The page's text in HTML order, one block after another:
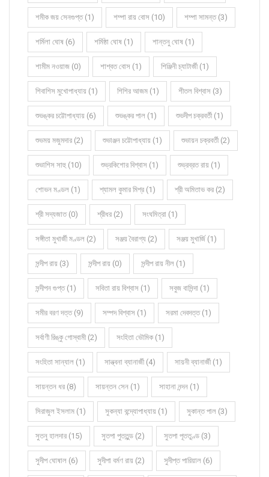
শমীক জয় সেনগুপ্ত (1) শম্পা রায় বোস (10) শম্পা সামন্ত (3)
শর্মিলা ঘোষ (6) শর্মিষ্ঠা ঘোষ (1) শান্তনু ঘোষ (1)
শামীম নওয়াজ (0) শাশ্বত বোস (1) শিঞ্জিনী চ্যাটার্জী (1)
শিবাশিস মুখোপাধ্যায় (1) শিশির আজম (1) শীতল বিশ্বাস (3)
শুভঙ্কর চট্টোপাধ্যায় (6) শুভঙ্কর পাল (1) শুভদীপ চক্রবর্তী (1)
শুভময় মজুমদার (2) শুভাঞ্জন চট্টোপাধ্যায় (1) শুভায়ন চক্রবর্তী (2)
শুভাশিস সাহু (10) শুভ্রকিশোর বিশ্বাস (1) শুভ্রব্রত রায় (1)
শোভন মণ্ডল (1) শ্যামল কুমার মিশ্র (1) শ্রী অমিতাভ কর (2)
শ্রী সদ্যজাত (0) শ্রীধর (2) সংঘমিত্রা (1)
সঙ্গীতা মুখার্জী মণ্ডল (2) সঞ্জয় বৈরাগ্য (2) সঞ্জয় মুখার্জি (1)
সন্দীপ রায় (3) সন্দীপ রায় (0) সন্দীপ রায় নীল (1)
সন্দীপন গুপ্ত (1) সবিতা রায় বিশ্বাস (1) সবুজ বাসিন্দা (1)
সমীর বরণ দত্ত (9) সম্পদ বিশ্বাস (1) সরমা দেবদত্ত (1)
সর্বাণী রিঙ্কু গোস্বামী (2) সংহিতা ভৌমিক (1)
সংহিতা সান্যাল (1) সান্ত্বনা ব্যানার্জী (4) সায়নী ব্যানার্জী (1)
সায়ন্তন ধর (8) সায়ন্তন সেন (1) সাহানা নন্দন (1)
সিরাজুল ইসলাম (1) সুকন্যা বন্দ্যোপাধ্যায় (1) সুকান্ত পাল (3)
সুতনু হালদার (15) সুতপা পুততুন্ড (2) সুতপা পূততুণ্ড (3)
সুদীপ ঘোষাল (6) সুদীপা বর্মণ রায় (2) সুদীপ্ত পারিয়াল (6)